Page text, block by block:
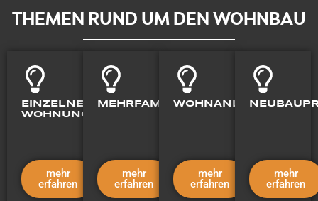
THEMEN RUND UM DEN WOHNBAU
EINZELNE
WOHNUNGEN
mehr
erfahren
MEHRFAMILIENHÄUSER
mehr
erfahren
WOHNANLAGEN
mehr
erfahren
mehr
erfahren